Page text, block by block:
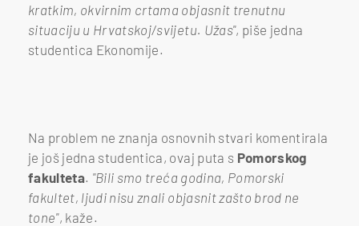
kratkim, okvirnim crtama objasnit trenutnu
situaciju u Hrvatskoj/svijetu. Užas", piše jedna
studentica Ekonomije.
Na problem ne znanja osnovnih stvari komentirala
je još jedna studentica, ovaj puta s Pomorskog
fakulteta. "Bili smo treća godina, Pomorski
fakultet, ljudi nisu znali objasnit zašto brod ne
tone", kaže.